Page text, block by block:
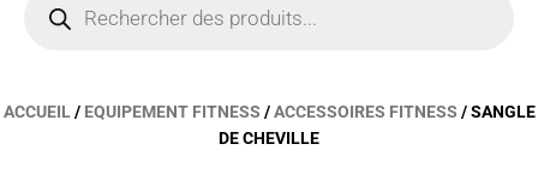
produits
ACCUEIL/ EQUIPEMENT FITNESS /ACCESSOIRES FITNESS / SANGLE
DE CHEVILLE